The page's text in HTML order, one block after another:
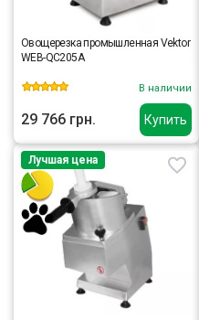
Купить
Овощерезка промышленная Vektor
WEB-QC205A
В наличии
29 766 грн.
Лучшая цена